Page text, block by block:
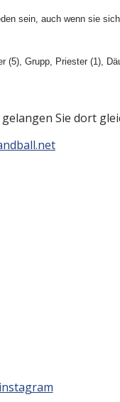
sein, auch wenn sie
(5), Grupp, Priester (1),
Sie dort